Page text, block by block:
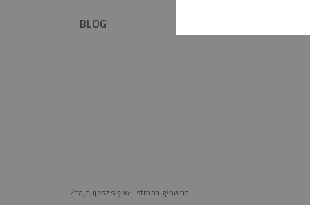
BLOG
Znajdujesz się w: strona główna